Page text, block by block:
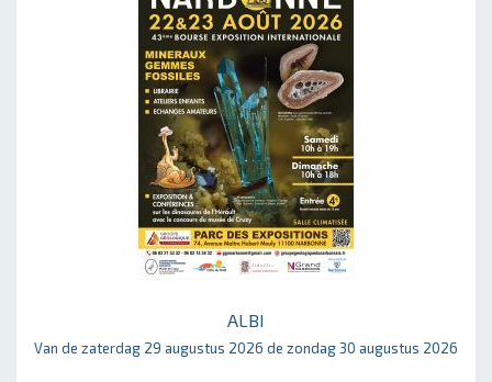
ALBI
Van de zaterdag 29 augustus 2026 de zondag 30 augustus 2026